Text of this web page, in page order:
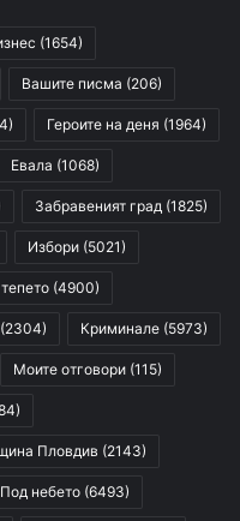
(1654)
Вашите писма (206)
Героите на деня (1964)
Евала (1068)
Забравеният град (1825)
Избори (5021)
(4900)
(2304) Криминале (5973)
Моите отговори (115)
Пловдив (2143)
Под небето (6493)